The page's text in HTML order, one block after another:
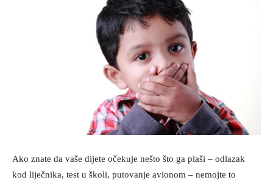
Ako znate da vaše dijete očekuje nešto što ga plaši – odlazak
kod liječnika, test u školi, putovanje avionom – nemojte to